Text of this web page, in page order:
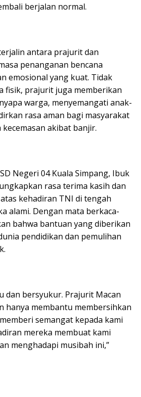
berjalan normal.
antara prajurit dan
penanganan bencana
emosional yang kuat. Tidak
fisik, prajurit juga memberikan
warga, menyemangati anak-
rasa aman bagi masyarakat
akibat banjir.
Negeri 04 Kuala Simpang, Ibuk
rasa terima kasih dan
kehadiran TNI di tengah
alami. Dengan mata berkaca-
bahwa bantuan yang diberikan
pendidikan dan pemulihan
dan bersyukur. Prajurit Macan
hanya membantu membersihkan
semangat kepada kami
mereka membuat kami
menghadapi musibah ini,”